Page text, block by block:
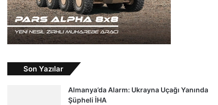
Son Yazılar
Almanya’da Alarm: Ukrayna Uçağı Yanında
Şüpheli İHA